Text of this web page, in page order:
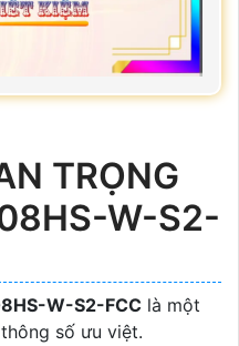
TRỌNG
W-S2-
W-S2-FCC là một
số ưu việt.